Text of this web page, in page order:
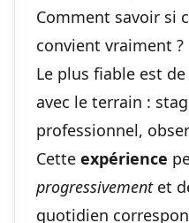
Comment savoir si
convient vraiment ?
Le plus fiable est
avec le terrain :
professionnel,
Cette expérience
progressivementet
quotidien